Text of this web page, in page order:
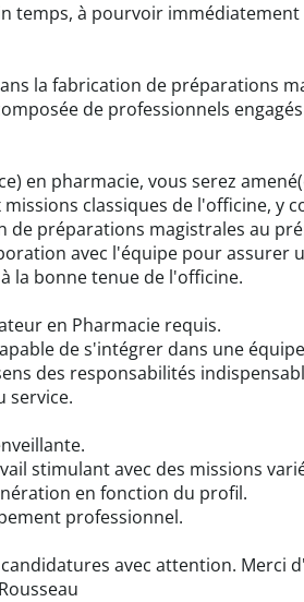
temps, à pourvoir immédiatement
la fabrication de préparations
de professionnels
en pharmacie, vous serez
classiques de l'officine, y
de préparations magistrales au
avec l'équipe pour assurer
la bonne tenue de l'officine.
en Pharmacie requis.
de s'intégrer dans une
des responsabilités
service.
stimulant avec des missions
en fonction du profil.
professionnel.
avec attention. Merci